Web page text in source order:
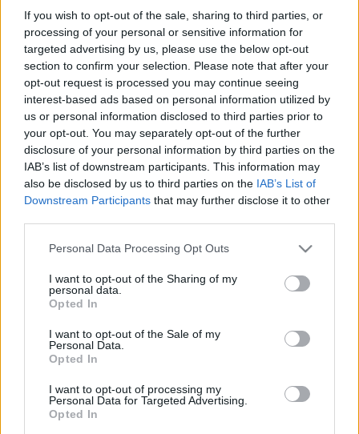
If you wish to opt-out of the sale, sharing to third parties, or
processing of your personal or sensitive information for
targeted advertising by us, please use the below opt-out
section to confirm your selection. Please note that after your
opt-out request is processed you may continue seeing
interest-based ads based on personal information utilized by
us or personal information disclosed to third parties prior to
your opt-out. You may separately opt-out of the further
disclosure of your personal information by third parties on the
IAB’s list of downstream participants. This information may
also be disclosed by us to third parties on the IAB’s List of
Downstream Participants that may further disclose it to other
Please note that this website/app uses one or more Google
not limited to your visit or usage behaviour. You may click to
grant or deny consent to Google and its third-party tags to
use your data for below specified purposes in below Google
consent section.
Personal Data Processing Opt Outs
I want to opt-out of the Sharing of my
personal data.
Opted In
I want to opt-out of the Sale of my
Personal Data.
Opted In
I want to opt-out of processing my
Personal Data for Targeted Advertising.
Opted In
Fotó: Csákvári Zsigmond
Hozzátette, hogy a ?fikció és a valóság határterülete ez?,